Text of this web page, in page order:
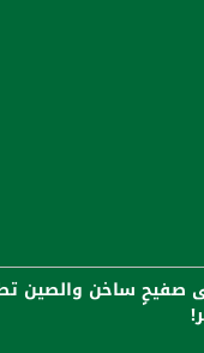
صفيحٍ ساخن والصين